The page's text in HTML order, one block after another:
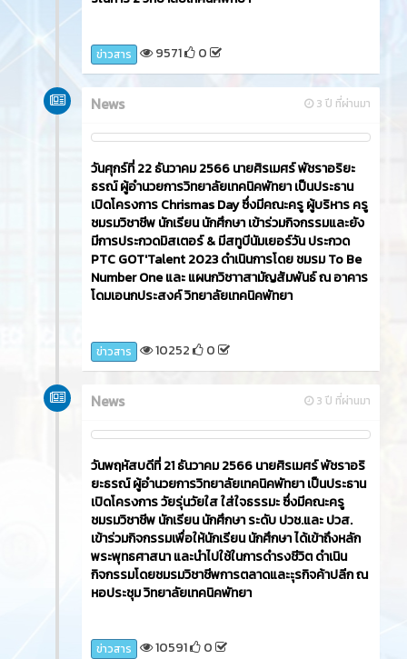
ข่าวสาร 9571 0
3 ปี ที่ผ่านมา
News
วันศุกร์ที่ 22 ธันวาคม 2566​ นายศิรเมศร์ พัชราอริยะ
ธรณ์ ผู้อำนวยการวิทยาลัยเทคนิคพัทยา เป็นประธาน
เปิดโครงการ Chrismas Day ซึ่งมีคณะครู ผู้บริหาร ครู
ชมรมวิชาชีพ นักเรียน นักศึกษา เข้าร่วมกิจกรรมและยัง
มีการประกวดมิสเตอร์ & มีสทูบีนัมเยอร์วัน ประกวด
PTC GOT'Talent 2023 ดำเนินการโดย ชมรม To Be
Number One และ แผนกวิชาาสามัญสัมพันธ์ ณ อาคาร
โดมเอนกประสงค์ วิทยาลัยเทคนิคพัทยา
ข่าวสาร 10252 0
3 ปี ที่ผ่านมา
News
วันพฤหัสบดีที่ 21 ธันวาคม 2566​ นายศิรเมศร์ พัชราอริ
ยะธรณ์ ผู้อำนวยการวิทยาลัยเทคนิคพัทยา เป็นประธาน
เปิดโครงการ วัยรุ่นวัยใส ใส่ใจธรรมะ ซึ่งมีคณะครู
ชมรมวิชาชีพ นักเรียน นักศึกษา ระดับ ปวช.และ ปวส.
เข้าร่วมกิจกรรมเพื่อให้นักเรียน นักศึกษา ได้เข้าถึงหลัก
พระพุทธศาสนา และนำไปใช้ในการดำรงชีวิต ดำเนิน
กิจกรรมโดยชมรมวิชาชีพการตลาดและะุรกิจค้าปลีก ณ
หอประชุม วิทยาลัยเทคนิคพัทยา
ข่าวสาร 10591 0